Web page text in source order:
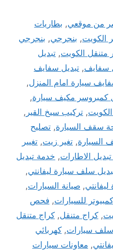
من موقعي, بطاريات
الكويت, بنجرجي, بنجرجي
متنقل الكويت, تبديل
سفايف, تبديل سفايف
سيارة امام المنزل,
كمبروسر مكيف سيارة,
, تركيب سيخ القير ,
سقف السيارة, تصليح
السيارة, تغير زيت, تغيير
الاطارات, خدمة تبديل
سلف سيارة ليفانتي,
, صيانة السيارات,
للسيارات, فحص
, كراج متنقل, كراج متنقل
سلف سيارات, كهربائي
, معاونات سيارات